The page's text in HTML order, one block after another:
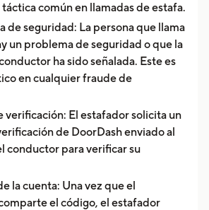
táctica común en llamadas de estafa.
de seguridad: La persona que llama
un problema de seguridad o que la
ha sido señalada. Este es
en cualquier fraude de
verificación: El estafador solicita un
de DoorDash enviado al
conductor para verificar su
la cuenta: Una vez que el
el código, el estafador